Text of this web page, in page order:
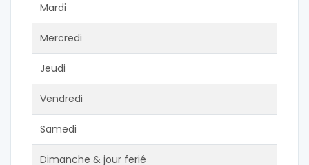
Mardi
Mercredi
Jeudi
Vendredi
Samedi
Dimanche & jour ferié